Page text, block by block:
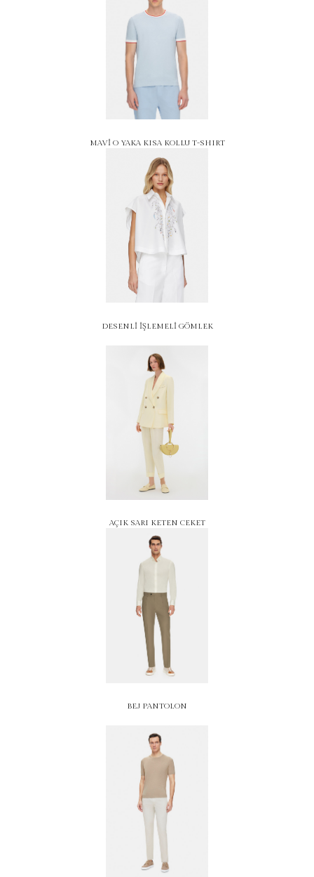
MAVİ O YAKA KISA KOLLU T-SHIRT
DESENLİ İŞLEMELİ GÖMLEK
AÇIK SARI KETEN CEKET
BEJ PANTOLON